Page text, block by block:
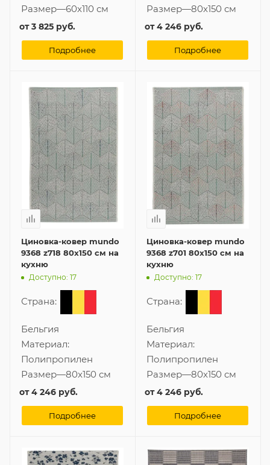
Размер—60x110 см
от3 825 руб.
Подробнее
Размер—80x150 см
от4 246 руб.
Подробнее
Циновка-ковер mundo
9368 z718 80x150 см на
кухню
Доступно: 17
Страна:
Бельгия
Материал:
Полипропилен
Размер—80x150 см
от4 246 руб.
Подробнее
Циновка-ковер mundo
9368 z701 80x150 см на
кухню
Доступно: 17
Страна:
Бельгия
Материал:
Полипропилен
Размер—80x150 см
от4 246 руб.
Подробнее